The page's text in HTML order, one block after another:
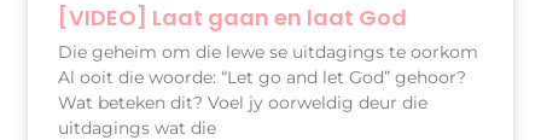
[VIDEO] Laat gaan en laat God
Die geheim om die lewe se uitdagings te oorkom
Al ooit die woorde: “Let go and let God” gehoor?
Wat beteken dit? Voel jy oorweldig deur die
uitdagings wat die